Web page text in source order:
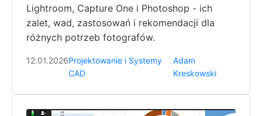
Lightroom, Capture One i Photoshop - ich
zalet, wad, zastosowań i rekomendacji dla
różnych potrzeb fotografów.
12.01.2026Projektowanie i Systemy
CAD
Adam
Kreskowski